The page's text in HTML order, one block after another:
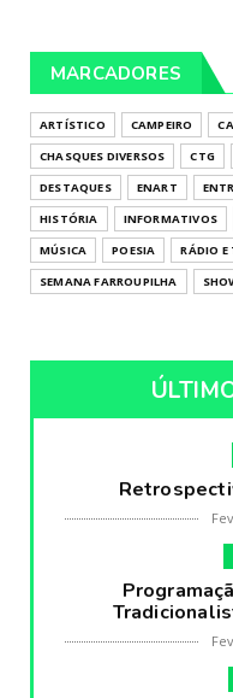
MARCADORES
ARTÍSTICO CAMPEIRO
CHASQUES DIVERSOS
CTG
DESTAQUES
ENART
HISTÓRIA
INFORMATIVOS
MÚSICA
POESIA RÁDIO E
SEMANA FARROUPILHA